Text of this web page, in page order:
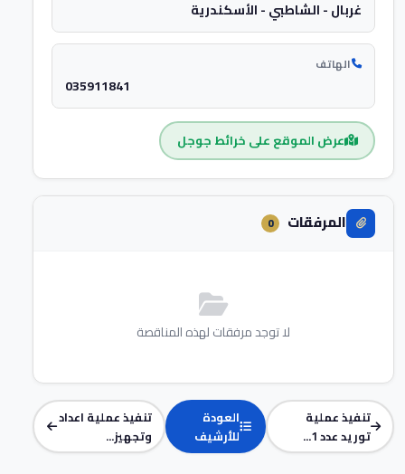
غربال - الشاطبي - الأسكندرية
الهاتف
035911841
عرض الموقع على خرائط جوجل
المرفقات 0
لا توجد مرفقات لهذه المناقصة
تنفيذ عملية
توريد عدد 1...
العودة
للأرشيف
تنفيذ عملية اعداد
وتجهيز...